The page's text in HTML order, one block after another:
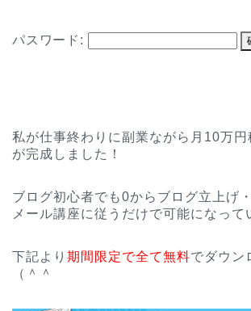
パスワード:
私が仕事終わりに副業ながら月10万円
が完成しました！
ブログ初心者でも0からブログ立上げ
メール講座に従うだけで可能になって
下記より 期間限定で全て無料でダウン
（＾＾